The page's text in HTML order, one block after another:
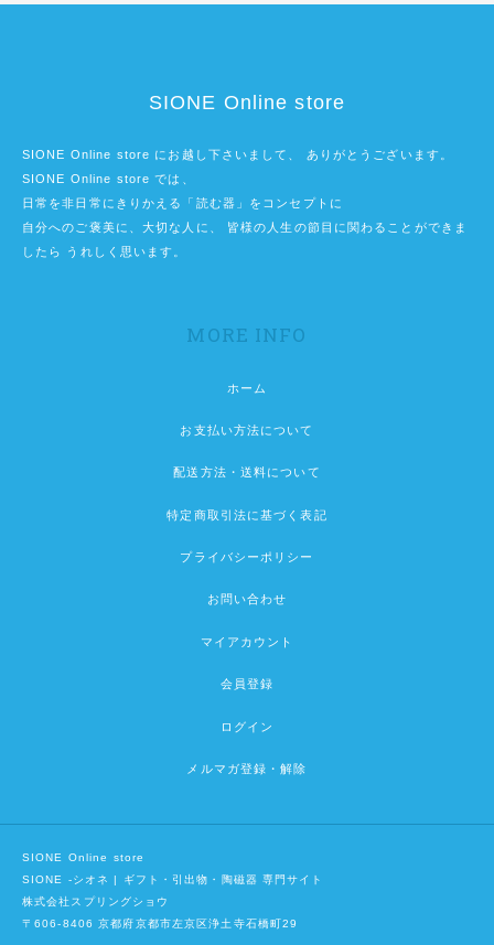
SIONE Online store
SIONE Online store にお越し下さいまして、 ありがとうございます。
SIONE Online store では、
日常を非日常にきりかえる「読む器」をコンセプトに
自分へのご褒美に、大切な人に、 皆様の人生の節目に関わることができま
したら うれしく思います。
MORE INFO
ホーム
お支払い方法について
配送方法・送料について
特定商取引法に基づく表記
プライバシーポリシー
お問い合わせ
マイアカウント
会員登録
ログイン
メルマガ登録・解除
SIONE Online store
SIONE -シオネ | ギフト・引出物・陶磁器 専門サイト
株式会社スプリングショウ
〒606-8406 京都府京都市左京区浄土寺石橋町29